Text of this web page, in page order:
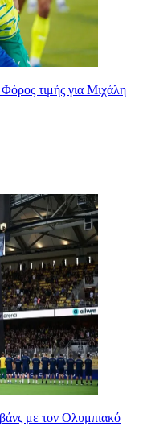
τιμής για Μιχάλη
με τον Ολυμπιακό